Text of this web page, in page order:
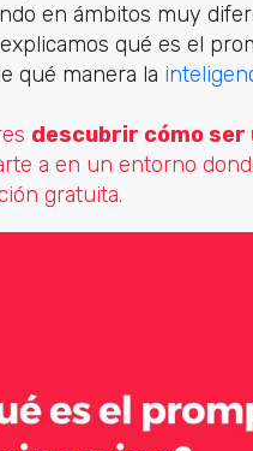
en ámbitos muy
qué es el
qué manera la
descubrir cómo ser
a en un entorno
gratuita.